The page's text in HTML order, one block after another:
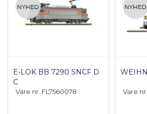
E-LOK BB 7290 SNCF D
C
Vare nr. FL7560078 Vare